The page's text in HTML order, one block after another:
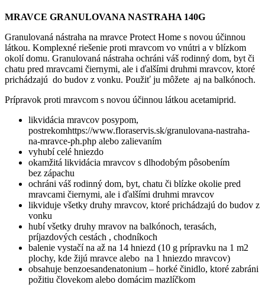
MRAVCE GRANULOVANA NASTRAHA 140G
Granulovaná nástraha na mravce Protect Home s novou účinnou
látkou. Komplexné riešenie proti mravcom vo vnútri a v blízkom
okolí domu. Granulovaná nástraha ochráni váš rodinný dom, byt či
chatu pred mravcami čiernymi, ale i ďalšími druhmi mravcov, ktoré
prichádzajú do budov z vonku. Použiť ju môžete aj na balkónoch.
Prípravok proti mravcom s novou účinnou látkou acetamiprid.
likvidácia mravcov posypom,
postrekomhttps://www.floraservis.sk/granulovana-nastraha-
na-mravce-ph.php alebo zalievaním
vyhubí celé hniezdo
okamžitá likvidácia mravcov s dlhodobým pôsobením
bez zápachu
ochráni váš rodinný dom, byt, chatu či blízke okolie pred
mravcami čiernymi, ale i ďalšími druhmi mravcov
likviduje všetky druhy mravcov, ktoré prichádzajú do budov z
vonku
hubí všetky druhy mravov na balkónoch, terasách,
príjazdových cestách , chodníkoch
balenie vystačí na až na 14 hniezd (10 g prípravku na 1 m2
plochy, kde žijú mravce alebo na 1 hniezdo mravcov)
obsahuje benzoesandenatonium – horké činidlo, ktoré zabráni
požitiu človekom alebo domácim mazlíčkom